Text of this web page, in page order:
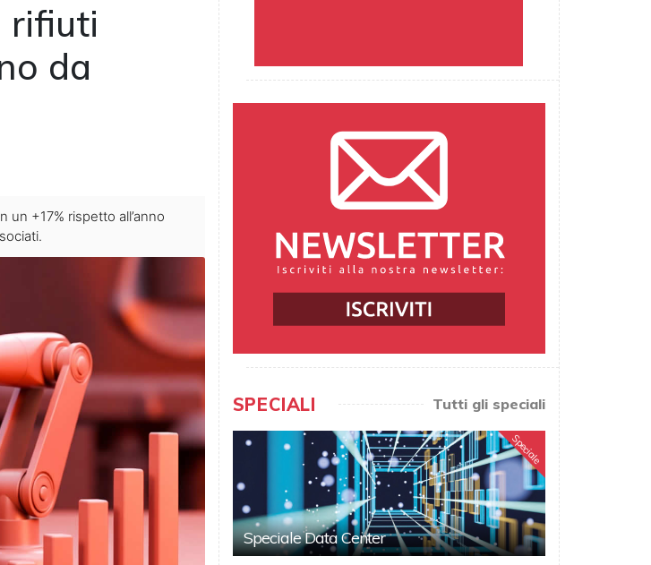
rifiuti
da
+17% rispetto all’anno
SPECIALI Tutti gli speciali
Speciale
Speciale Data Center